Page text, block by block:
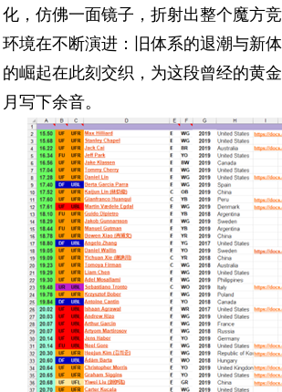
化，仿佛一面镜子，折射出整个魔方
环境在不断演进：旧体系的退潮与新
的崛起在此刻交织，为这段曾经的黄
月写下余音。